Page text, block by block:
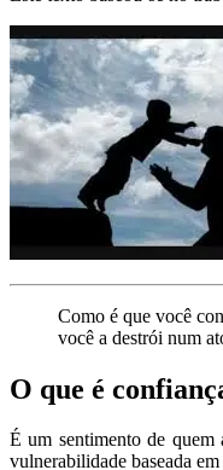
Como é que você
você a destrói num
O que é
É um sentimento de quem
vulnerabilidade baseada